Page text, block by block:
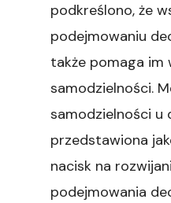
podkreślono, że
podejmowaniu
także pomaga im
samodzielności.
samodzielności u
przedstawiona
nacisk na
podejmowania